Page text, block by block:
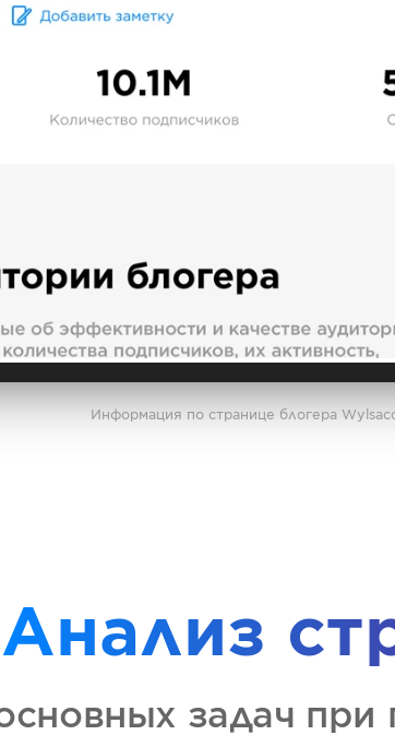
Информация по странице блогера
Анализ
задач при